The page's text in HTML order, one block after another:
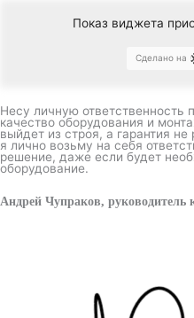
Показ виджета
Сделано на
Несу личную ответственность
качество оборудования и
выйдет из строя, а гарантия
я лично возьму на себя
решение, даже если будет
оборудование.
Андрей Чупраков, руководитель